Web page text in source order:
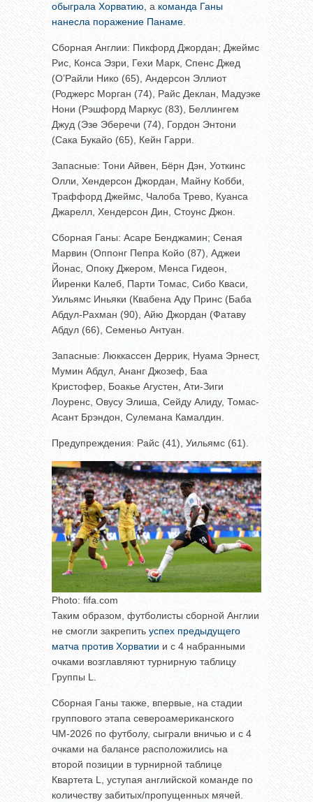
обыграла Хорватию , а команда Ганы
нанесла поражение Панаме
Сборная Англии: Пикфорд Джордан; Джеймс
Рис, Конса Эзри, Гехи Марк, Спенс Джед
(О’Райли Нико (65), Андерсон Эллиот
(Роджерс Морган (74), Райс Деклан, Мадуэке
Нони (Рэшфорд Маркус (83), Беллингем
Джуд (Эзе Эберечи (74), Гордон Энтони
(Сака Букайо (65), Кейн Гарри.
Запасные: Тони Айвен, Бёрн Дэн, Уоткинс
Олли, Хендерсон Джордан, Майну Кобби,
Траффорд Джеймс, Чалоба Трево, Куанса
Джарелл, Хендерсон Дин, Стоунс Джон.
Сборная Ганы: Асаре Бенджамин; Сеная
Марвин (Оппонг Пепра Койо (87), Аджеи
Йонас, Опоку Джером, Менса Гидеон,
Йиренки Калеб, Парти Томас, Сибо Кваси,
Уильямс Иньяки (Квабена Аду Принс (Баба
Абдул-Рахман (90), Айю Джордан (Фатаву
Абдул (66), Семеньо Антуан.
Запасные: Люккассен Деррик, Нуама Эрнест,
Мумин Абдул, Ананг Джозеф, Баа
Кристофер, Боакье Агустен, Ати-Зиги
Лоуренс, Овусу Элиша, Сейду Алиду, Томас-
Асант Брэндон, Сулемана Камалдин.
Предупреждения: Райс (41), Уильямс (61).
Photo: fifa.com
Таким образом, футболисты сборной Англии
не смогли закрепить успех предыдущего
матча против Хорватии и с 4 набранными
очками возглавляют турнирную таблицу
Группы L.
Сборная Ганы также, впервые, на стадии
группового этапа североамериканского
ЧМ-2026 по футболу, сыграли вничью и с 4
очками на балансе расположились на
второй позиции в турнирной таблице
Квартета L, уступая английской команде по
количеству забитых/пропущенных мячей.